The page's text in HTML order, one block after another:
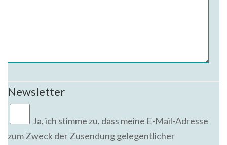
Newsletter
Ja,ich stimme zu, dass meine E-Mail-Adresse
zum Zweck der Zusendung gelegentlicher